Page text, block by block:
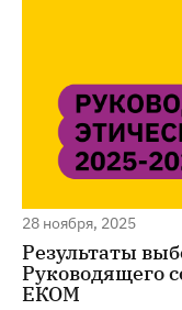
28 ноября, 2025
Результаты
Руководящего
ЕКОМ